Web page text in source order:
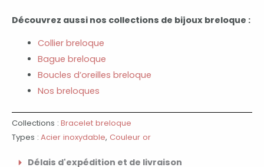
Découvrez aussi nos collections de bijoux breloque :
Collier breloque
Bague breloque
Boucles d’oreilles breloque
Nos breloques
Collections : Bracelet breloque
Types : Acier inoxydable, Couleur or
Délais d'expédition et de livraison